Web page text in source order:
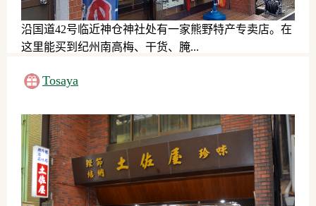
沿国道42号临近神仓神社处有一家熊野特产专卖店。在
这里能买到纪州南高梅、干货、腌...
伴手礼Tosaya